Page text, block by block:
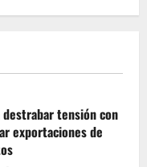
destrabar tensión con
exportaciones de